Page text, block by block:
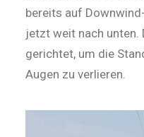
bereits auf
jetzt weit nach unten.
gerichtet, um die
Augen zu verlieren.